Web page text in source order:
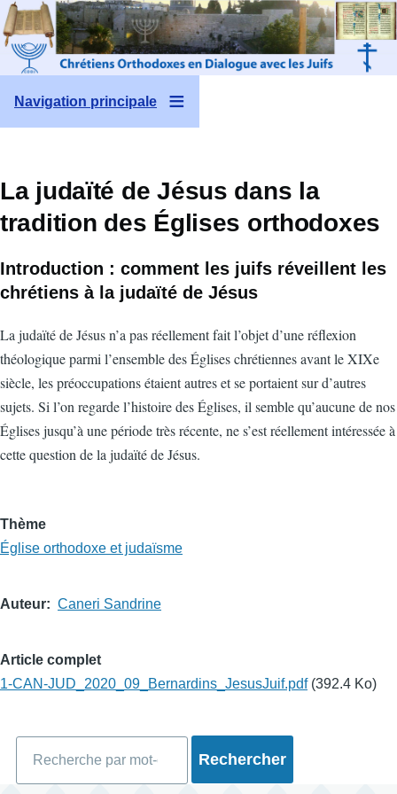
Aller au contenu principal
Navigation principale
La judaïté de Jésus dans la
tradition des Églises orthodoxes
Introduction : comment les juifs réveillent les
chrétiens à la judaïté de Jésus
La judaïté de Jésus n’a pas réellement fait l’objet d’une réflexion
théologique parmi l’ensemble des Églises chrétiennes avant le XIXe
siècle, les préoccupations étaient autres et se portaient sur d’autres
sujets. Si l’on regarde l’histoire des Églises, il semble qu’aucune de nos
Églises jusqu’à une période très récente, ne s’est réellement intéressée à
cette question de la judaïté de Jésus.
Thème
Église orthodoxe et judaïsme
Auteur Caneri Sandrine
Article complet
1-CAN-JUD_2020_09_Bernardins_JesusJuif.pdf (392.4 Ko)